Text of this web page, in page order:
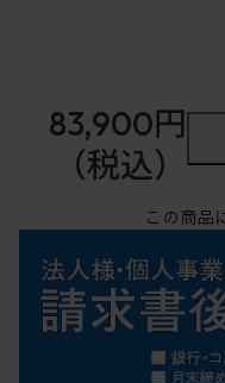
83,900円
（税込）
この商品